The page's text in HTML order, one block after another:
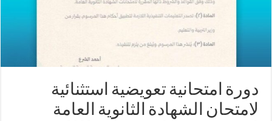
دورة امتحانية تعويضية استثنائية
لامتحان الشهادة الثانوية العامة